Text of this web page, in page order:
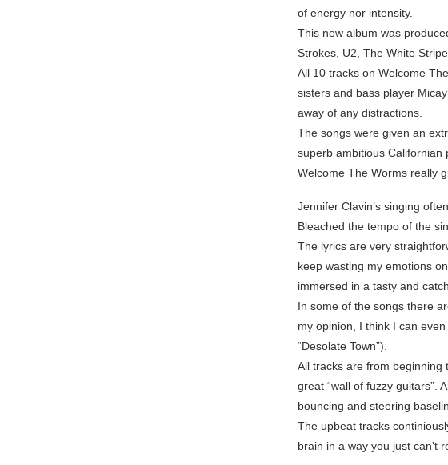
of energy nor intensity.
This new album was
Strokes, U2, The White
All 10 tracks on Welcome
sisters and bass player
away of any distractions.
The songs were given an
superb ambitious Californian
Welcome The Worms really
Jennifer Clavin’s singing
Bleached the tempo of the
The lyrics are very
keep wasting my emotions
immersed in a tasty and
In some of the songs there
my opinion, I think I can
“Desolate Town”).
All tracks are from beginning
great “wall of fuzzy guitars”.
bouncing and steering
The upbeat tracks
brain in a way you just can’t